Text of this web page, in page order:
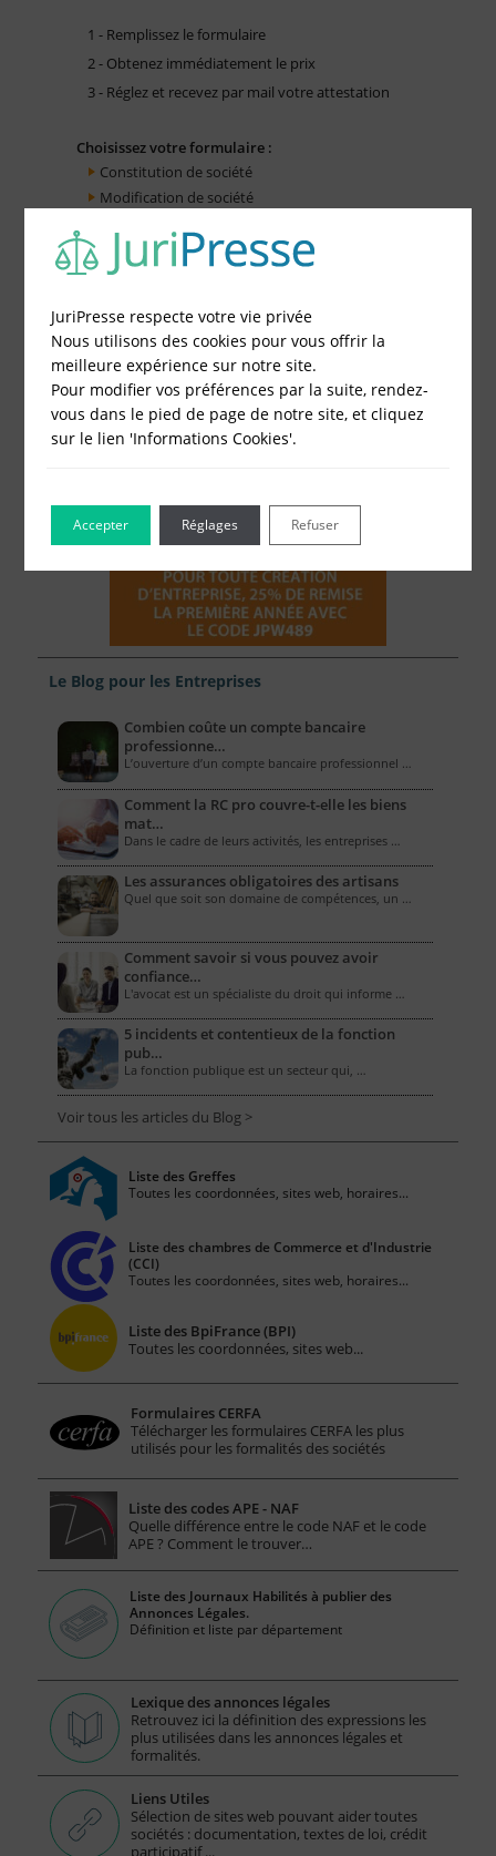
1 - Remplissez le formulaire
2 - Obtenez immédiatement le prix
3 - Réglez et recevez par mail votre attestation
Choisissez votre formulaire :
Constitution de société
Modification de société
Cessation d'activité
Le Blog pour les Entreprises
Combien coûte un compte bancaire
professionne…
L’ouverture d’un compte bancaire professionnel …
Comment la RC pro couvre-t-elle les biens
mat…
Dans le cadre de leurs activités, les entreprises …
Les assurances obligatoires des artisans
Quel que soit son domaine de compétences, un …
Comment savoir si vous pouvez avoir
confiance…
L'avocat est un spécialiste du droit qui informe …
5 incidents et contentieux de la fonction
pub…
La fonction publique est un secteur qui, …
Voir tous les articles du Blog >
Liste des Greffes
Toutes les coordonnées, sites web, horaires...
Liste des chambres de Commerce et d'Industrie
(CCI)
Toutes les coordonnées, sites web, horaires...
Liste des BpiFrance (BPI)
Toutes les coordonnées, sites web...
Formulaires CERFA
Télécharger les formulaires CERFA les plus
utilisés pour les formalités des sociétés
Liste des codes APE - NAF
Quelle différence entre le code NAF et le code
APE ? Comment le trouver…
Liste des Journaux Habilités à publier des
Annonces Légales.
Définition et liste par département
Lexique des annonces légales
Retrouvez ici la définition des expressions les
plus utilisées dans les annonces légales et
formalités.
Liens Utiles
Sélection de sites web pouvant aider toutes
sociétés : documentation, textes de loi, crédit
participatif ...
JuriPresse respecte votre vie privée
Nous utilisons des cookies pour vous offrir la
meilleure expérience sur notre site.
Pour modifier vos préférences par la suite, rendez-
vous dans le pied de page de notre site, et cliquez
sur le lien 'Informations Cookies'.
Accepter Refuser
Réglages